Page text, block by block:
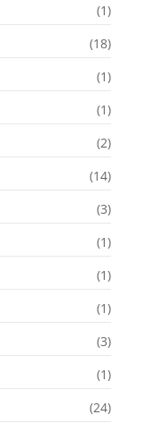
(1)
(18)
(1)
(1)
(2)
(14)
(3)
(1)
(1)
(1)
(3)
(1)
(24)